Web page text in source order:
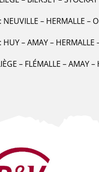
NEUVILLE – HERMALLE –
HUY – AMAY – HERMALLE
– FLÉMALLE – AMAY –